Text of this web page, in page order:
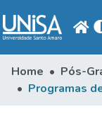
Communities &
Statistics
Home
Programas